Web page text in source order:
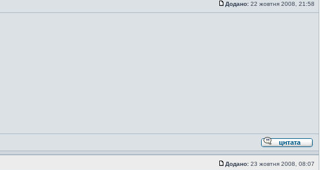
Додано: 22 жовтня 2008, 21:58
Додано: 23 жовтня 2008, 08:07